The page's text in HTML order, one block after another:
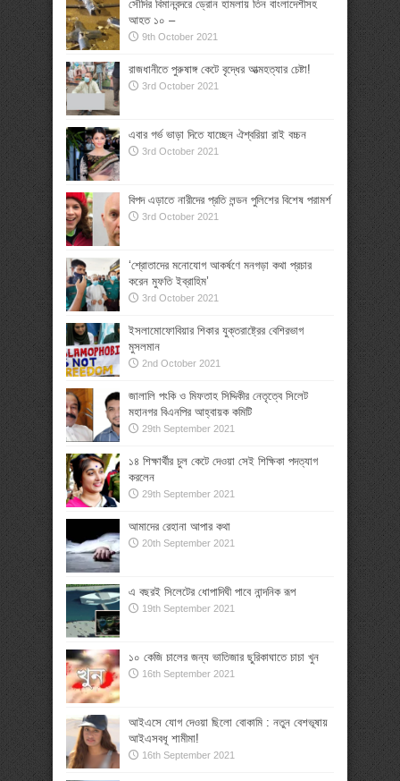
সৌদির বিমানবন্দরে ড্রোন হামলায় তিন বাংলাদেশীসহ
আহত ১০ –
9th October 2021
রাজধানীতে পুরুষাঙ্গ কেটে বৃদ্ধের আত্মহত্যার চেষ্টা!
3rd October 2021
এবার গর্ভ ভাড়া দিতে যাচ্ছেন ঐশ্বরিয়া রাই বচ্চন
3rd October 2021
বিপদ এড়াতে নারীদের প্রতি লন্ডন পুলিশের বিশেষ পরামর্শ
3rd October 2021
‘শ্রোতাদের মনোযোগ আকর্ষণে মনগড়া কথা প্রচার
করেন মুফতি ইব্রাহিম’
3rd October 2021
ইসলামোফোবিয়ার শিকার যুক্তরাষ্ট্রের বেশিরভাগ
মুসলমান
2nd October 2021
জালালি পংকি ও মিফতাহ সিদ্দিকীর নেতৃত্বে সিলেট
মহানগর বিএনপির আহ্বায়ক কমিটি
29th September 2021
১৪ শিক্ষার্থীর চুল কেটে দেওয়া সেই শিক্ষিকা পদত্যাগ
করলেন
29th September 2021
আমাদের রেহানা আপার কথা
20th September 2021
এ বছরই সিলেটের ধোপাদিঘী পাবে নান্দনিক রূপ
19th September 2021
১০ কেজি চালের জন্য ভাতিজার ছুরিকাঘাতে চাচা খুন
16th September 2021
আইএসে যোগ দেওয়া ছিলো বোকামি : নতুন বেশভূষায়
আইএসবধূ শামীমা!
16th September 2021